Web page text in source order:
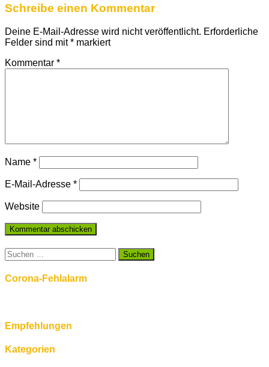
Schreibe einen Kommentar
Deine E-Mail-Adresse wird nicht veröffentlicht. Erforderliche
Felder sind mit* markiert
Kommentar *
Name *
E-Mail-Adresse *
Website
Suchen
nach:
Corona-Fehlalarm
Empfehlungen
Kategorien